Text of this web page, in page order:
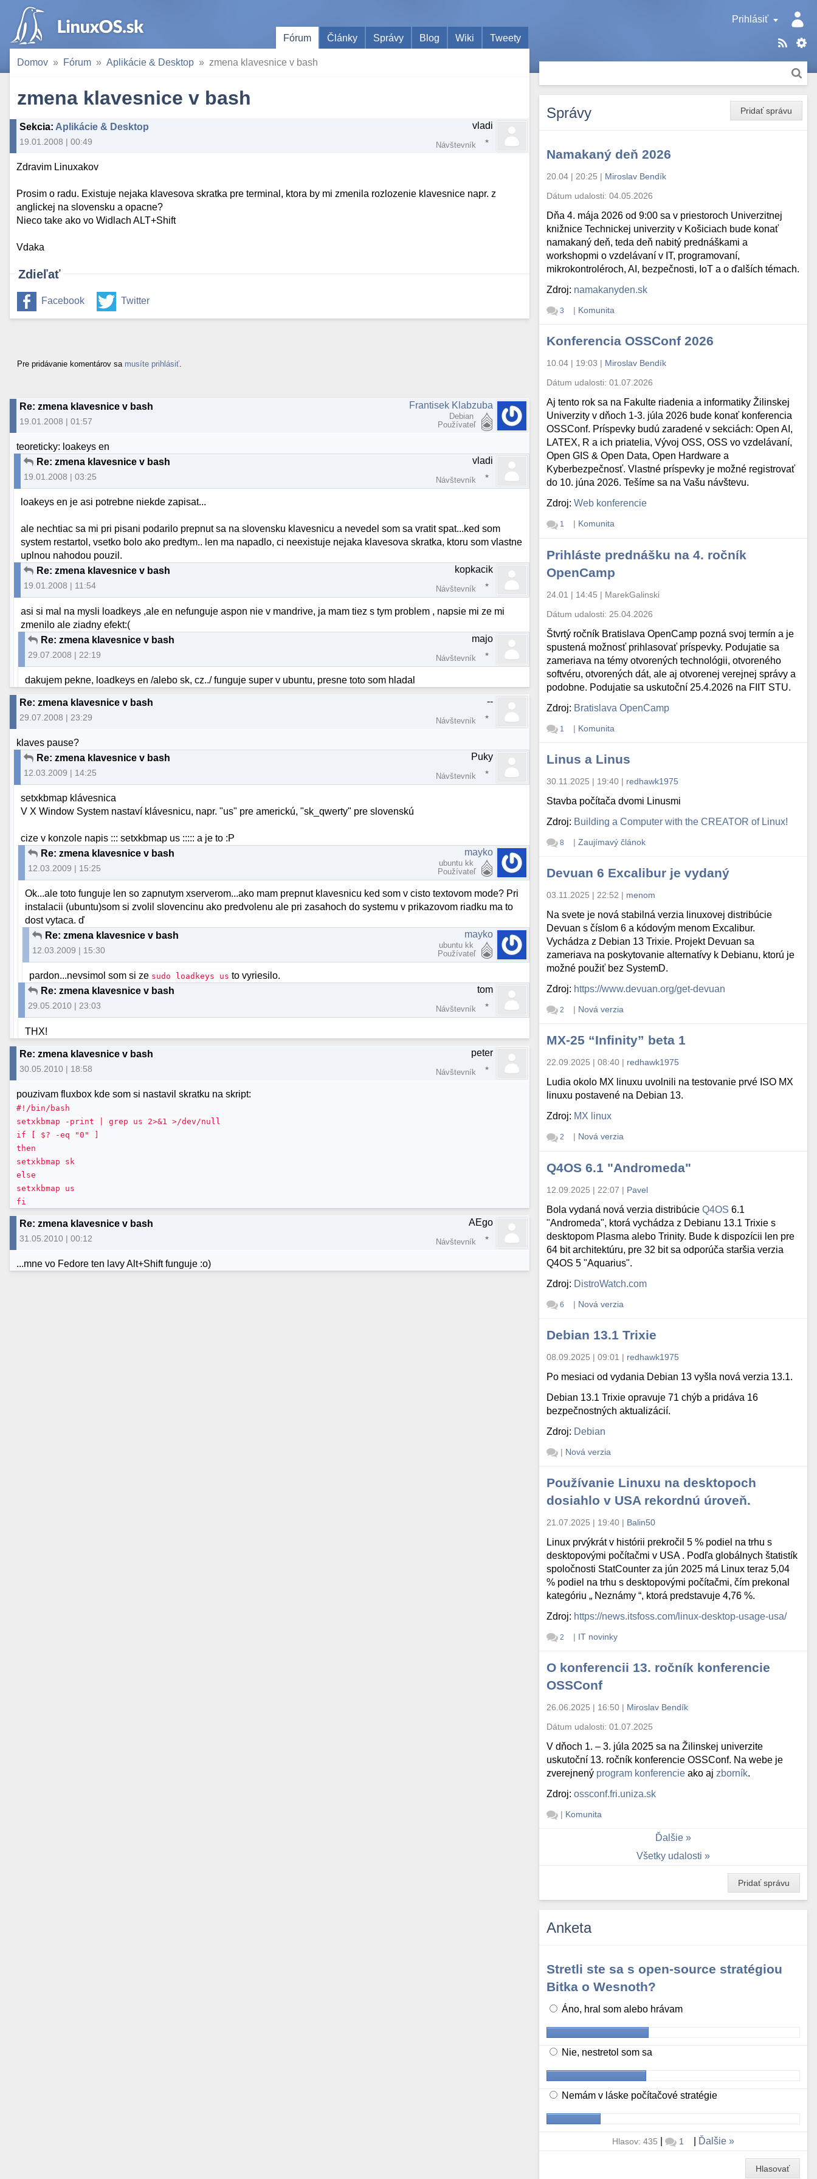
Prihlásiť
Fórum
Články Správy Blog Wiki Tweety
Domov Fórum Aplikácie & Desktop zmena klavesnice v bash
zmena klavesnice v bash
Sekcia: Aplikácie & Desktop
19.01.2008 | 00:49
vladi
Návštevník
Zdravim Linuxakov
Prosim o radu. Existuje nejaka klavesova skratka pre terminal, ktora by mi zmenila rozlozenie klavesnice napr. z
anglickej na slovensku a opacne?
Nieco take ako vo Widlach ALT+Shift
Vdaka
Zdieľať
Facebook Twitter
Pre pridávanie komentárov sa musíte prihlásiť
Re: zmena klavesnice v bash
19.01.2008 | 01:57
Frantisek Klabzuba
Debian
Používateľ
teoreticky: loakeys en
Re: zmena klavesnice v bash
19.01.2008 | 03:25
vladi
Návštevník
loakeys en je asi potrebne niekde zapisat...
ale nechtiac sa mi pri pisani podarilo prepnut sa na slovensku klavesnicu a nevedel som sa vratit spat...ked som
system restartol, vsetko bolo ako predtym.. len ma napadlo, ci neexistuje nejaka klavesova skratka, ktoru som vlastne
uplnou nahodou pouzil.
Re: zmena klavesnice v bash
19.01.2008 | 11:54
kopkacik
Návštevník
asi si mal na mysli loadkeys ,ale en nefunguje aspon nie v mandrive, ja mam tiez s tym problem , napsie mi ze mi
zmenilo ale ziadny efekt:(
Re: zmena klavesnice v bash
29.07.2008 | 22:19
majo
Návštevník
dakujem pekne, loadkeys en /alebo sk, cz../ funguje super v ubuntu, presne toto som hladal
Re: zmena klavesnice v bash
29.07.2008 | 23:29
--
Návštevník
klaves pause?
Re: zmena klavesnice v bash
12.03.2009 | 14:25
Puky
Návštevník
setxkbmap klávesnica
V X Window System nastaví klávesnicu, napr. "us" pre americkú, "sk_qwerty" pre slovenskú
cize v konzole napis ::: setxkbmap us ::::: a je to :P
Re: zmena klavesnice v bash
12.03.2009 | 15:25
mayko
ubuntu kk
Používateľ
Ok...ale toto funguje len so zapnutym xserverom...ako mam prepnut klavesnicu ked som v cisto textovom mode? Pri
instalacii (ubuntu)som si zvolil slovencinu ako predvolenu ale pri zasahoch do systemu v prikazovom riadku ma to
dost vytaca. ď
Re: zmena klavesnice v bash
12.03.2009 | 15:30
mayko
ubuntu kk
Používateľ
pardon...nevsimol som si ze sudo loadkeys us to vyriesilo.
Re: zmena klavesnice v bash
29.05.2010 | 23:03
tom
Návštevník
THX!
Re: zmena klavesnice v bash
30.05.2010 | 18:58
peter
Návštevník
pouzivam fluxbox kde som si nastavil skratku na skript:
#!/bin/bash
setxkbmap -print | grep us 2>&1 >/dev/null
if [ $? -eq "0" ]
then
setxkbmap sk
else
setxkbmap us
fi
Re: zmena klavesnice v bash
31.05.2010 | 00:12
AEgo
Návštevník
...mne vo Fedore ten lavy Alt+Shift funguje :o)
Pridať správu
Správy
Namakaný deň 2026
20.04 | 20:25 | Miroslav Bendík
Dátum udalosti:04.05.2026
Dňa 4. mája 2026 od 9:00 sa v priestoroch Univerzitnej
knižnice Technickej univerzity v Košiciach bude konať
namakaný deň, teda deň nabitý prednáškami a
workshopmi o vzdelávaní v IT, programovaní,
mikrokontroléroch, AI, bezpečnosti, IoT a o ďalších témach.
Zdroj: namakanyden.sk
3 | Komunita
Konferencia OSSConf 2026
10.04 | 19:03 | Miroslav Bendík
Dátum udalosti:01.07.2026
Aj tento rok sa na Fakulte riadenia a informatiky Žilinskej
Univerzity v dňoch 1-3. júla 2026 bude konať konferencia
OSSConf. Príspevky budú zaradené v sekciách: Open AI,
LATEX, R a ich priatelia, Vývoj OSS, OSS vo vzdelávaní,
Open GIS & Open Data, Open Hardware a
Kyberbezpečnosť. Vlastné príspevky je možné registrovať
do 10. júna 2026. Tešíme sa na Vašu návštevu.
Zdroj:Web konferencie
1 | Komunita
Prihláste prednášku na 4. ročník
OpenCamp
24.01 | 14:45 | MarekGalinski
Dátum udalosti: 25.04.2026
Štvrtý ročník Bratislava OpenCamp pozná svoj termín a je
spustená možnosť prihlasovať príspevky. Podujatie sa
zameriava na témy otvorených technológii, otvoreného
softvéru, otvorených dát, ale aj otvorenej verejnej správy a
podobne. Podujatie sa uskutoční 25.4.2026 na FIIT STU.
Zdroj: Bratislava OpenCamp
1 | Komunita
Linus a Linus
30.11.2025 | 19:40 | redhawk1975
Stavba počítača dvomi Linusmi
Zdroj: Building a Computer with the CREATOR of Linux!
8 | Zaujímavý článok
Devuan 6 Excalibur je vydaný
03.11.2025 | 22:52 | menom
Na svete je nová stabilná verzia linuxovej distribúcie
Devuan s číslom 6 a kódovým menom Excalibur.
Vychádza z Debian 13 Trixie. Projekt Devuan sa
zameriava na poskytovanie alternatívy k Debianu, ktorú je
možné použiť bez SystemD.
Zdroj: https://www.devuan.org/get-devuan
2 | Nová verzia
MX-25 “Infinity” beta 1
22.09.2025 | 08:40 | redhawk1975
Ludia okolo MX linuxu uvolnili na testovanie prvé ISO MX
linuxu postavené na Debian 13.
Zdroj: MX linux
2 | Nová verzia
Q4OS 6.1 "Andromeda"
12.09.2025 | 22:07 | Pavel
Bola vydaná nová verzia distribúcieQ4OS 6.1
"Andromeda", ktorá vychádza z Debianu 13.1 Trixie s
desktopom Plasma alebo Trinity. Bude k dispozícii len pre
64 bit architektúru, pre 32 bit sa odporúča staršia verzia
Q4OS 5 "Aquarius".
Zdroj: DistroWatch.com
6 | Nová verzia
Debian 13.1 Trixie
08.09.2025 | 09:01 | redhawk1975
Po mesiaci od vydania Debian 13 vyšla nová verzia 13.1.
Debian 13.1 Trixie opravuje 71 chýb a pridáva 16
bezpečnostných aktualizácií.
Zdroj: Debian
| Nová verzia
Používanie Linuxu na desktopoch
dosiahlo v USA rekordnú úroveň.
21.07.2025 | 19:40 | Balin50
Linux prvýkrát v histórii prekročil 5 % podiel na trhu s
desktopovými počítačmi v USA . Podľa globálnych štatistík
spoločnosti StatCounter za jún 2025 má Linux teraz 5,04
% podiel na trhu s desktopovými počítačmi, čím prekonal
kategóriu „ Neznámy “, ktorá predstavuje 4,76 %.
Zdroj: https://news.itsfoss.com/linux-desktop-usage-usa/
2 | IT novinky
O konferencii 13. ročník konferencie
OSSConf
26.06.2025 | 16:50 | Miroslav Bendík
Dátum udalosti:01.07.2025
V dňoch 1. – 3. júla 2025 sa na Žilinskej univerzite
uskutoční 13. ročník konferencie OSSConf. Na webe je
zverejnený program konferencie ako aj zborník.
Zdroj:ossconf.fri.uniza.sk
| Komunita
Ďalšie
Všetky udalosti
Pridať správu
Anketa
Stretli ste sa s open-source stratégiou
Bitka o Wesnoth?
Áno, hral som alebo hrávam
Nie, nestretol som sa
Nemám v láske počítačové stratégie
Hlasov: 435 | 1 Ďalšie
Hlasovať